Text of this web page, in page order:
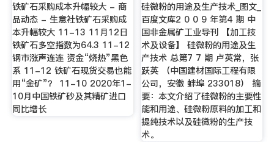
铁矿石采购成本升幅较大 - 商
品动态 - 生意社铁矿石采购成
本升幅较大 11-13 11月12日
铁矿石多空指数为64.3 11-12
钢市涨声连连 资金“烧热”黑色
系 11-12 铁矿石现货交易也能
用“金矿”？ 11-10 2020年1-
10月中国铁矿砂及其精矿进口
同比增长
硅微粉的用途及生产技术_图文_
百度文库2 0 0 9 年第4 期 中
国非金属矿工业导刊 【加工技
术及设备】 硅微粉的用途及生
产技术 总第7 7 期 卢英常，张
跃英 （中国建材国际工程有限
公司，安徽 蚌埠 233018） 摘
要：本文介绍了硅微粉的主要性
能和用途、硅微粉原料的加工和
提纯技术以及硅微粉的生产技
术。